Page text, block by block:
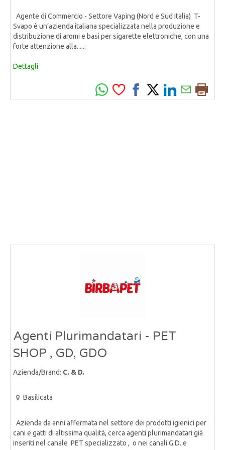
Agente di Commercio - Settore Vaping (Nord e Sud Italia) T-
Svapo è un’azienda italiana specializzata nella produzione e
distribuzione di aromi e basi per sigarette elettroniche, con una
forte attenzione alla......
Dettagli
Agenti Plurimandatari - PET
SHOP , GD, GDO
Azienda/Brand: C. & D.
Basilicata
Azienda da anni affermata nel settore dei prodotti igienici per
cani e gatti di altissima qualità, cerca agenti plurimandatari già
inseriti nel canale PET specializzato , o nei canali G.D. e